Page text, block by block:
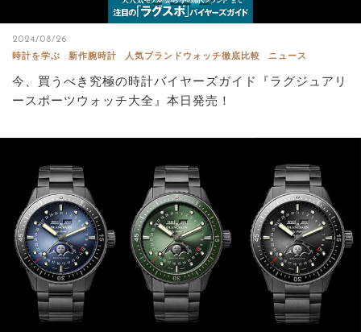
2024/08/26
時計を学ぶ
新作腕時計 人気ブランドウォッチ徹底比較 ニュース
今、買うべき究極の時計バイヤーズガイド『ラグジュアリ
ースポーツウォッチ大全』本日発売！